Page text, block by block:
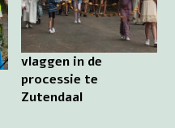
vlaggen in de
processie te
Zutendaal